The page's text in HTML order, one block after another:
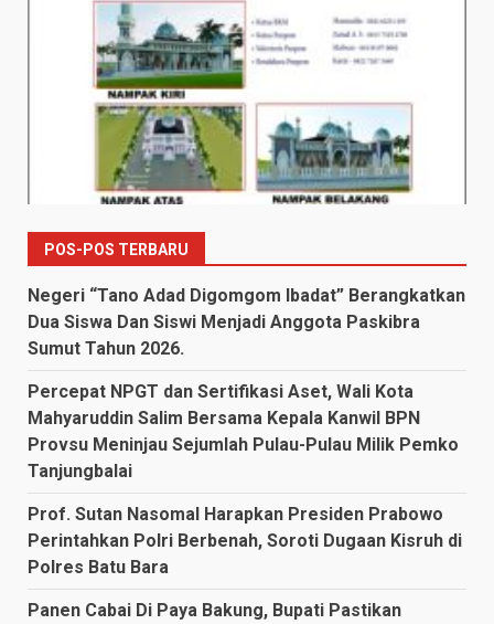
POS-POS TERBARU
Negeri “Tano Adad Digomgom Ibadat” Berangkatkan
Dua Siswa Dan Siswi Menjadi Anggota Paskibra
Sumut Tahun 2026.
Percepat NPGT dan Sertifikasi Aset, Wali Kota
Mahyaruddin Salim Bersama Kepala Kanwil BPN
Provsu Meninjau Sejumlah Pulau-Pulau Milik Pemko
Tanjungbalai
Prof. Sutan Nasomal Harapkan Presiden Prabowo
Perintahkan Polri Berbenah, Soroti Dugaan Kisruh di
Polres Batu Bara
Panen Cabai Di Paya Bakung, Bupati Pastikan